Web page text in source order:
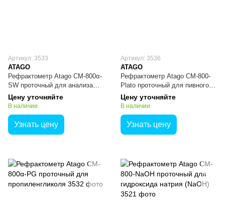
Артикул: 3533
ATAGO
Рефрактометр Atago CM-800α-
SW проточный для анализа
солености (NaCl)
Цену уточняйте
В наличии
Узнать цену
Артикул: 3536
ATAGO
Рефрактометр Atago CM-800-
Plato проточный для пивного
сусла
Цену уточняйте
В наличии
Узнать цену